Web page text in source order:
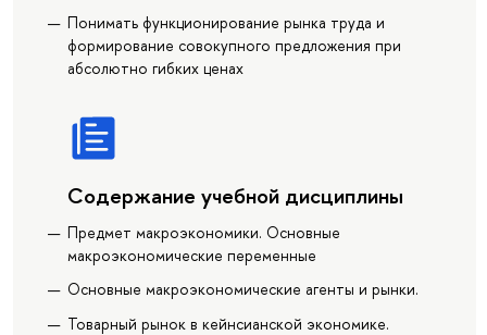
Понимать функционирование рынка труда и
формирование совокупного предложения при
абсолютно гибких ценах
Содержание учебной дисциплины
Предмет макроэкономики. Основные
макроэкономические переменные
Основные макроэкономические агенты и рынки.
Товарный рынок в кейнсианской экономике.